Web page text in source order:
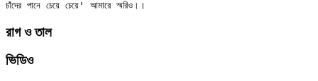
রাগ ও তাল
ভিডিও